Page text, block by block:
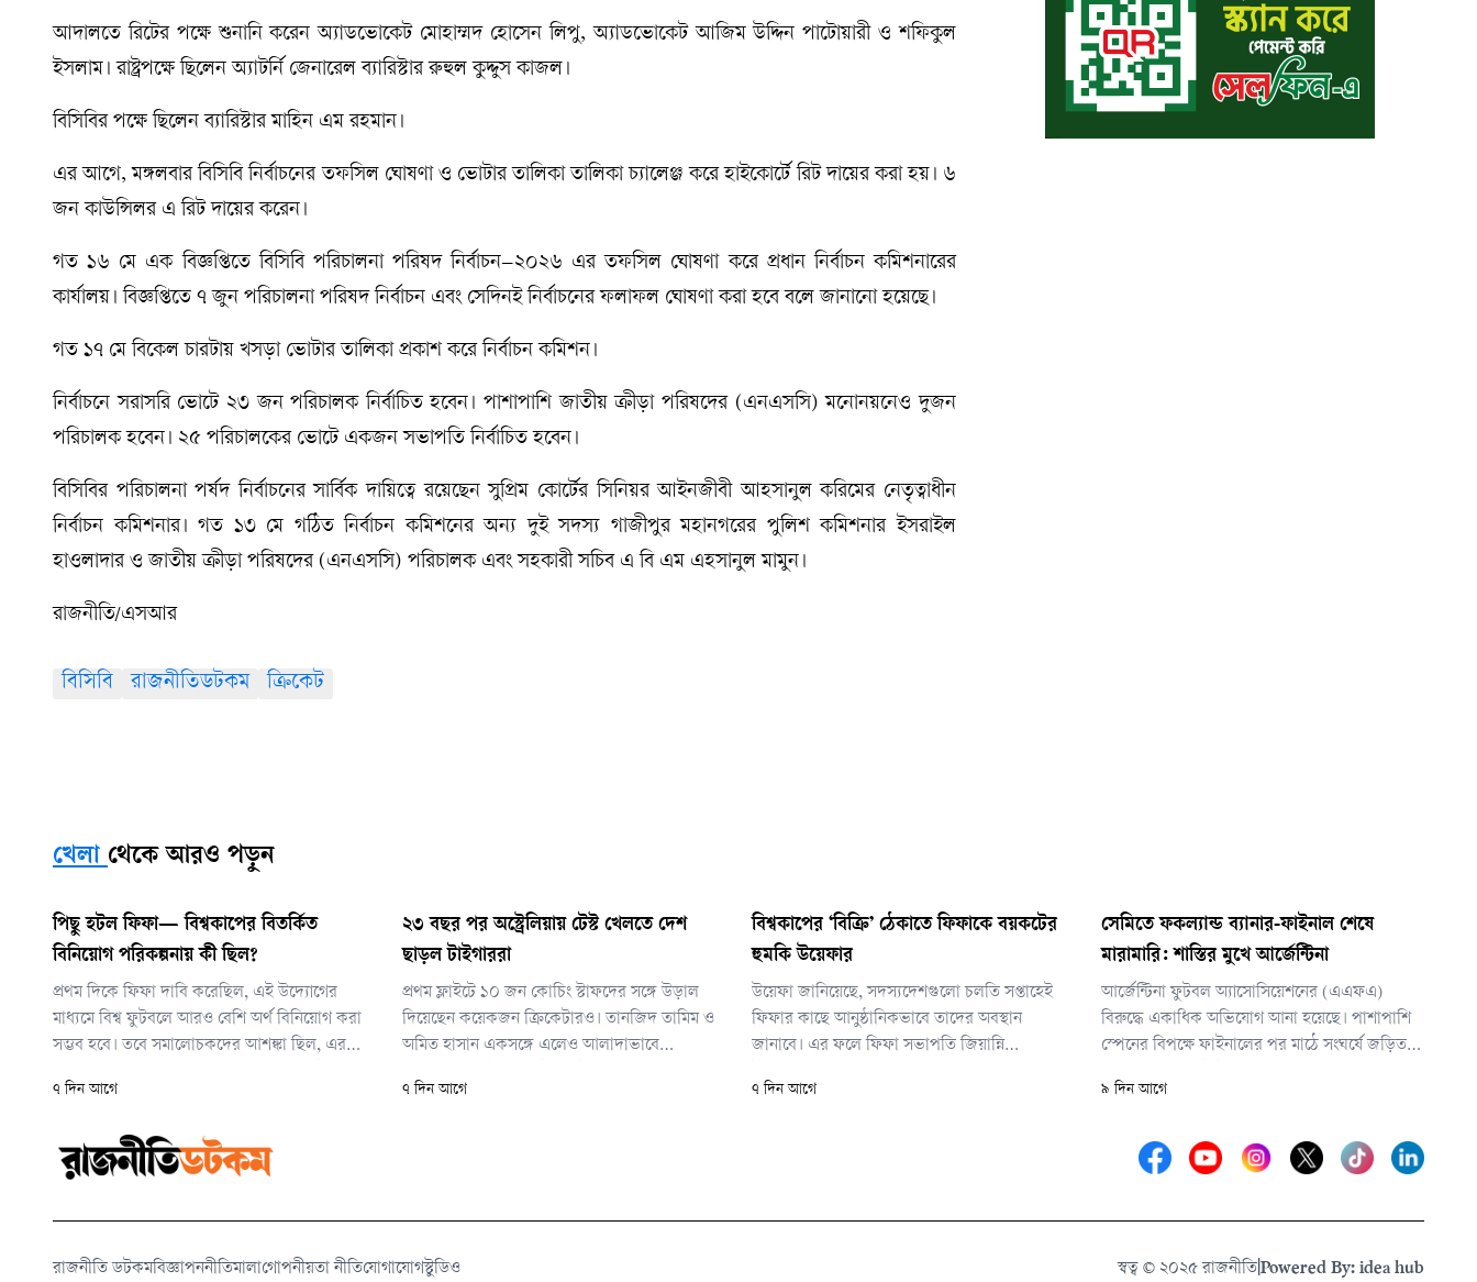
আদালতে রিটের পক্ষে শুনানি করেন অ্যাডভোকেট মোহাম্মদ হোসেন লিপু, অ্যাডভোকেট আজিম উদ্দিন পাটোয়ারী ও শফিকুল
ইসলাম। রাষ্ট্রপক্ষে ছিলেন অ্যাটর্নি জেনারেল ব্যারিস্টার রুহুল কুদ্দুস কাজল।
বিসিবির পক্ষে ছিলেন ব্যারিস্টার মাহিন এম রহমান।
এর আগে, মঙ্গলবার বিসিবি নির্বাচনের তফসিল ঘোষণা ও ভোটার তালিকা তালিকা চ্যালেঞ্জ করে হাইকোর্টে রিট দায়ের করা হয়। ৬
জন কাউন্সিলর এ রিট দায়ের করেন।
গত ১৬ মে এক বিজ্ঞপ্তিতে বিসিবি পরিচালনা পরিষদ নির্বাচন–২০২৬ এর তফসিল ঘোষণা করে প্রধান নির্বাচন কমিশনারের
কার্যালয়। বিজ্ঞপ্তিতে ৭ জুন পরিচালনা পরিষদ নির্বাচন এবং সেদিনই নির্বাচনের ফলাফল ঘোষণা করা হবে বলে জানানো হয়েছে।
গত ১৭ মে বিকেল চারটায় খসড়া ভোটার তালিকা প্রকাশ করে নির্বাচন কমিশন।
নির্বাচনে সরাসরি ভোটে ২৩ জন পরিচালক নির্বাচিত হবেন। পাশাপাশি জাতীয় ক্রীড়া পরিষদের (এনএসসি) মনোনয়নেও দুজন
পরিচালক হবেন। ২৫ পরিচালকের ভোটে একজন সভাপতি নির্বাচিত হবেন।
বিসিবির পরিচালনা পর্ষদ নির্বাচনের সার্বিক দায়িত্বে রয়েছেন সুপ্রিম কোর্টের সিনিয়র আইনজীবী আহসানুল করিমের নেতৃত্বাধীন
নির্বাচন কমিশনার। গত ১৩ মে গঠিত নির্বাচন কমিশনের অন্য দুই সদস্য গাজীপুর মহানগরের পুলিশ কমিশনার ইসরাইল
হাওলাদার ও জাতীয় ক্রীড়া পরিষদের (এনএসসি) পরিচালক এবং সহকারী সচিব এ বি এম এহসানুল মামুন।
রাজনীতি/এসআর
বিসিবি রাজনীতিডটকম ক্রিকেট
খেলা থেকে আরও পড়ুন
পিছু হটল ফিফা— বিশ্বকাপের বিতর্কিত
বিনিয়োগ পরিকল্পনায় কী ছিল?
প্রথম দিকে ফিফা দাবি করেছিল, এই উদ্যোগের
মাধ্যমে বিশ্ব ফুটবলে আরও বেশি অর্থ বিনিয়োগ করা
সম্ভব হবে। তবে সমালোচকদের আশঙ্কা ছিল, এর
সম্পদের ওপর বেসরকারি বিনিয়োগকারীদের
পরিকল্পনাটি ভেস্তে দেয়।
৭ দিন আগে
২৩ বছর পর অস্ট্রেলিয়ায় টেস্ট খেলতে দেশ
ছাড়ল টাইগাররা
প্রথম ফ্লাইটে ১০ জন কোচিং স্টাফদের সঙ্গে উড়াল
দিয়েছেন কয়েকজন ক্রিকেটারও। তানজিদ তামিম ও
অমিত হাসান একসঙ্গে এলেও আলাদাভাবে
রহিম, খালেদ আহমেদ ও সাদমান ইসলাম। প্রিয়
৭ দিন আগে
বিশ্বকাপের ‘বিক্রি’ ঠেকাতে ফিফাকে বয়কটের
হুমকি উয়েফার
উয়েফা জানিয়েছে, সদস্যদেশগুলো চলতি সপ্তাহেই
ফিফার কাছে আনুষ্ঠানিকভাবে তাদের অবস্থান
জানাবে। এর ফলে ফিফা সভাপতি জিয়ান্নি
৭ দিন আগে
সেমিতে ফকল্যান্ড ব্যানার-ফাইনাল শেষে
মারামারি: শাস্তির মুখে আর্জেন্টিনা
আর্জেন্টিনা ফুটবল অ্যাসোসিয়েশনের (এএফএ)
বিরুদ্ধে একাধিক অভিযোগ আনা হয়েছে। পাশাপাশি
স্পেনের বিপক্ষে ফাইনালের পর মাঠে সংঘর্ষে জড়িত
বিরুদ্ধেও আলাদা অভিযোগ গঠন করা হয়েছে।
৯ দিন আগে
রাজনীতি ডটকমবিজ্ঞাপননীতিমালাগোপনীয়তা নীতিযোগাযোগস্টুডিও স্বত্ব © ২০২৫ রাজনীতিPowered By: idea hub